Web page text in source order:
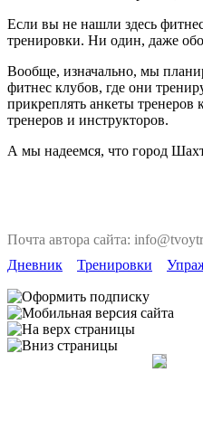
Если вы не нашли здесь
тренировки. Ни один, даже
Вообще, изначально, мы
фитнес клубов, где они
прикреплять анкеты
тренеров и инструкторов.
А мы надеемся, что город
Почта автора сайта:
Дневник
Тренировки